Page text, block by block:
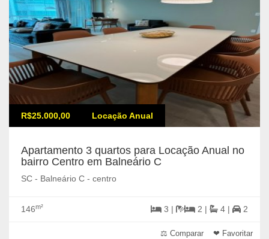
R$25.000,00 Locação Anual
Apartamento 3 quartos para Locação Anual no
bairro Centro em Balneário C
SC - Balneário C - centro
146m² 3 | 2 | 4 | 2
⚖ Comparar ❤ Favoritar